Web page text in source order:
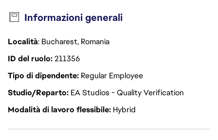
Informazioni generali
Località: Bucharest, Romania
ID del ruolo211356
Tipo di dipendente Regular Employee
Studio/Reparto EA Studios - Quality Verification
Modalità di lavoro flessibile Hybrid